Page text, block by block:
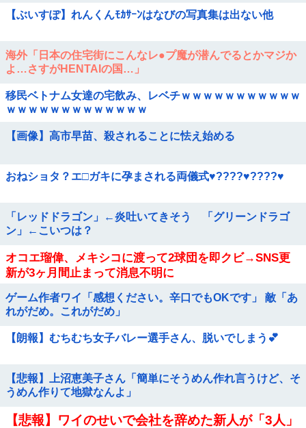
【ぶいすぽ】れんくんﾓｶｻｰﾝはなびの写真集は出ない他
海外「日本の住宅街にこんなレ●プ魔が潜んでるとかマジか
よ…さすがHENTAIの国…」
移民ベトナム女達の宅飲み、レベチｗｗｗｗｗｗｗｗｗｗｗ
ｗｗｗｗｗｗｗｗｗｗｗｗｗ
【画像】高市早苗、殺されることに怯え始める
おねショタ？エ□ガキに孕まされる両儀式♥️????♥️????♥️
「レッドドラゴン」←炎吐いてきそう 「グリーンドラゴ
ン」←こいつは？
オコエ瑠偉、メキシコに渡って2球団を即クビ→SNS更
新が3ヶ月間止まって消息不明に
ゲーム作者ワイ「感想ください。辛口でもOKです」 敵「あ
れがだめ。これがだめ」
【朗報】むちむち女子バレー選手さん、脱いでしまう💕
【悲報】上沼恵美子さん「簡単にそうめん作れ言うけど、そ
うめん作りて地獄なんよ」
【悲報】ワイのせいで会社を辞めた新人が「3人」